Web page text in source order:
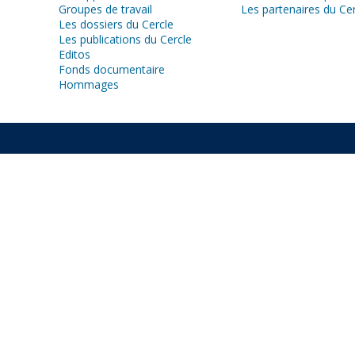
Groupes de travail
Les dossiers du Cercle
Les publications du Cercle
Editos
Fonds documentaire
Hommages
Les partenaires du